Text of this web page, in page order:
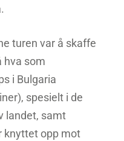
turen var å skaffe
hva som
i Bulgaria
spesielt i de
landet, samt
knyttet opp mot